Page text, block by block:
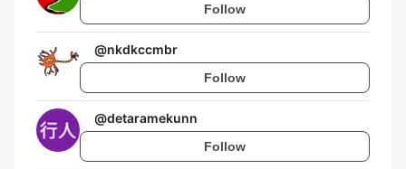
Follow
@nkdkccmbr
Follow
@detaramekunn
Follow